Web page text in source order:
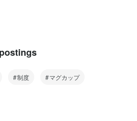
制度 マグカップ